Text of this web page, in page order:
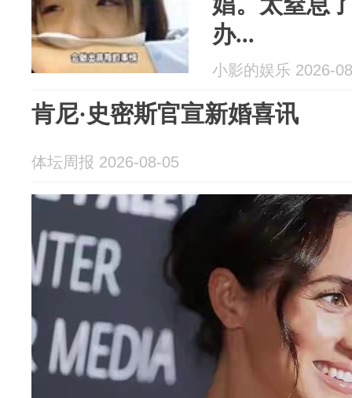
办...
小影的娱乐 2026-
肯尼·史密斯官宣新婚喜讯
体坛周报 2026-08-05